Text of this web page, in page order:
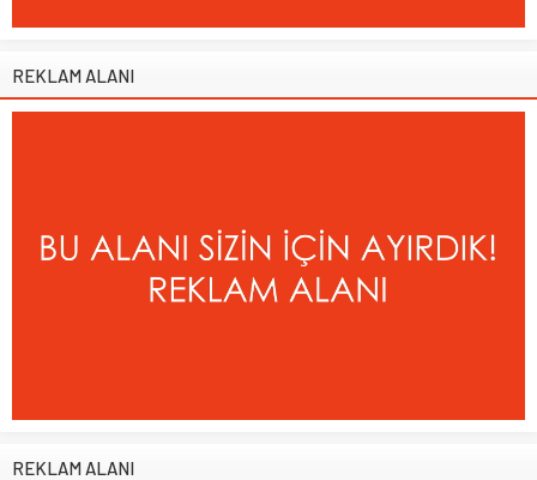
REKLAM ALANI
REKLAM ALANI